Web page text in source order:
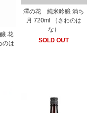
花
のは
澤の花 純米吟醸 満ち
月 720ml （さわのは
な）
SOLD OUT